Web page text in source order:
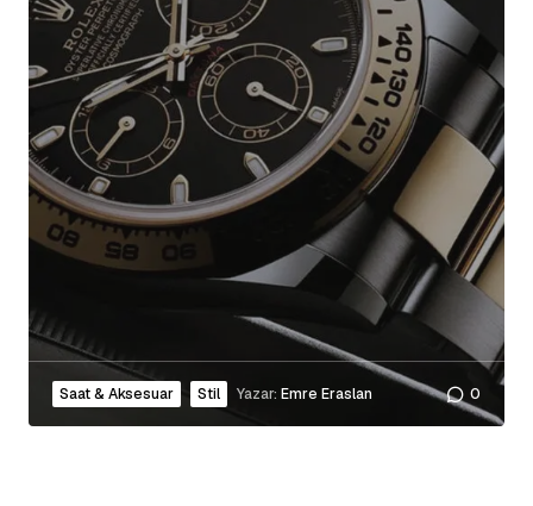
Saat & Aksesuar Stil Yazar: Emre Eraslan 0